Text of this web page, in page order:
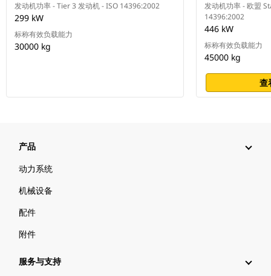
发动机功率 - Tier 3 发动机 - ISO 14396:2002
299 kW
标称有效负载能力
30000 kg
发动机功率 - 欧盟
14396:2002
446 kW
标称有效负载能力
45000 kg
查
产品
动力系统
机械设备
配件
附件
服务与支持